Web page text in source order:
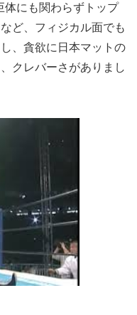
体にも関わらずトップ
ど、フィジカル面でも
、貪欲に日本マットの
クレバーさがありまし